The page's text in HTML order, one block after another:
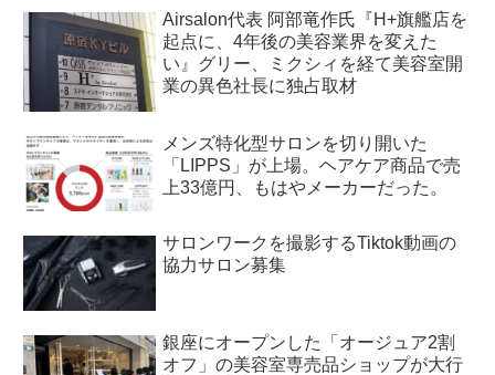
Airsalon代表 阿部竜作氏『H+旗艦店を
起点に、4年後の美容業界を変えた
い』グリー、ミクシィを経て美容室開
業の異色社長に独占取材
メンズ特化型サロンを切り開いた
「LIPPS」が上場。ヘアケア商品で売
上33億円、もはやメーカーだった。
サロンワークを撮影するTiktok動画の
協力サロン募集
銀座にオープンした「オージュア2割
オフ」の美容室専売品ショップが大行